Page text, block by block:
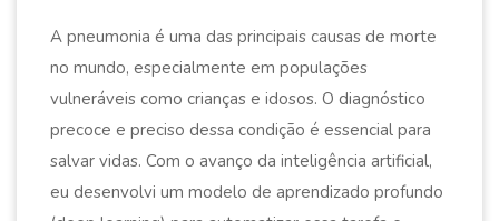
A pneumonia é uma das principais causas de morte
no mundo, especialmente em populações
vulneráveis como crianças e idosos. O diagnóstico
precoce e preciso dessa condição é essencial para
salvar vidas. Com o avanço da inteligência artificial,
eu desenvolvi um modelo de aprendizado profundo